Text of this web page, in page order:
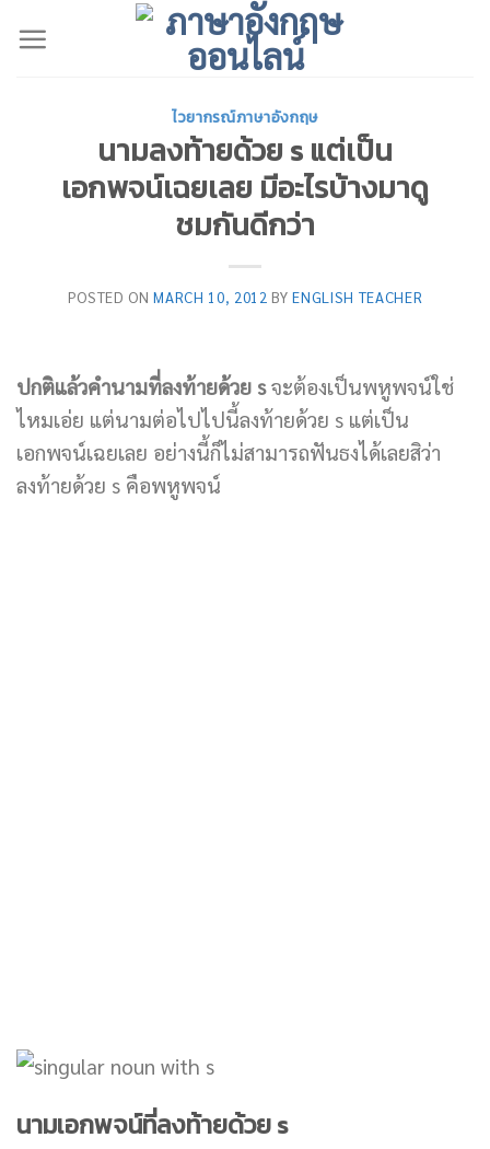
ไวยากรณ์ภาษาอังกฤษ
นามลงท้ายด้วย s แต่เป็น
เอกพจน์เฉยเลย มีอะไรบ้างมาดู
ชมกันดีกว่า
POSTED ONMARCH 10, 2012 BYENGLISH TEACHER
ปกติแล้วคำนามที่ลงท้ายด้วย sจะต้องเป็นพหูพจน์ใช่
ไหมเอ่ย แต่นามต่อไปไปนี้ลงท้ายด้วย s แต่เป็น
เอกพจน์เฉยเลย อย่างนี้ก็ไม่สามารถฟันธงได้เลยสิว่า
ลงท้ายด้วย s คือพหูพจน์
นามเอกพจน์ที่ลงท้ายด้วย s